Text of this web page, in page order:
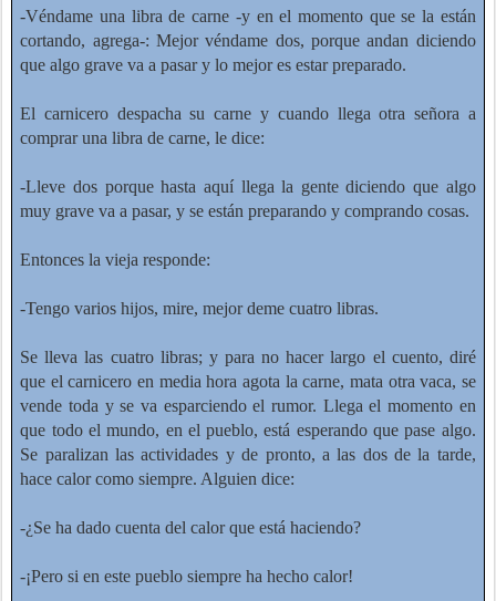
-Véndame una libra de carne -y en el momento que se la están
cortando, agrega-: Mejor véndame dos, porque andan diciendo
que algo grave va a pasar y lo mejor es estar preparado.
El carnicero despacha su carne y cuando llega otra señora a
comprar una libra de carne, le dice:
-Lleve dos porque hasta aquí llega la gente diciendo que algo
muy grave va a pasar, y se están preparando y comprando cosas.
Entonces la vieja responde:
-Tengo varios hijos, mire, mejor deme cuatro libras.
Se lleva las cuatro libras; y para no hacer largo el cuento, diré
que el carnicero en media hora agota la carne, mata otra vaca, se
vende toda y se va esparciendo el rumor. Llega el momento en
que todo el mundo, en el pueblo, está esperando que pase algo.
Se paralizan las actividades y de pronto, a las dos de la tarde,
hace calor como siempre. Alguien dice:
-¿Se ha dado cuenta del calor que está haciendo?
-¡Pero si en este pueblo siempre ha hecho calor!